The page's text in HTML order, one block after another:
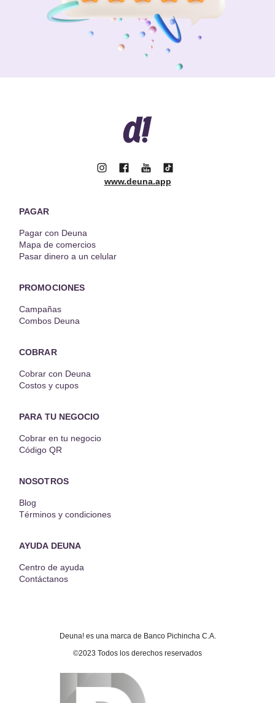
www.deuna.app
PAGAR
Pagar con Deuna
Mapa de comercios
Pasar dinero a un celular
PROMOCIONES
Campañas
Combos Deuna
COBRAR
Cobrar con Deuna
Costos y cupos
PARA TU NEGOCIO
Cobrar en tu negocio
Código QR
NOSOTROS
Blog
Términos y condiciones
AYUDA DEUNA
Centro de ayuda
Contáctanos
Deuna! es una marca de Banco Pichincha C.A.
©2023 Todos los derechos reservados